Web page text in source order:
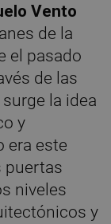
Vento
de la
el pasado
de las
la idea
y
era este
puertas
niveles
y